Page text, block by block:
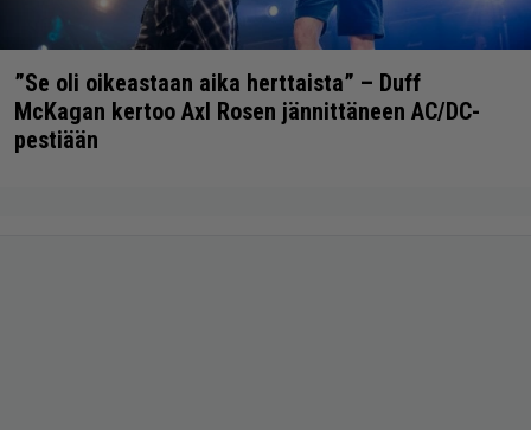
”Se oli oikeastaan aika herttaista” – Duff
McKagan kertoo Axl Rosen jännittäneen AC/DC-
pestiään